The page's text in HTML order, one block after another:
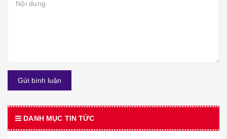
Gửi bình luận
DANH MỤC TIN TỨC